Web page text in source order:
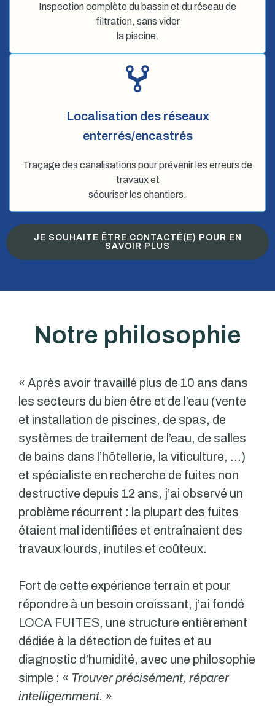
Inspection complète du bassin et du réseau de
filtration, sans vider
la piscine.
Localisation des réseaux
enterrés/encastrés
Traçage des canalisations pour prévenir les erreurs de
travaux et
sécuriser les chantiers.
JE SOUHAITE ÊTRE CONTACTÉ(E) POUR EN
SAVOIR PLUS
Notre philosophie
« Après avoir travaillé plus de 10 ans dans
les secteurs du bien être et de l’eau (vente
et installation de piscines, de spas, de
systèmes de traitement de l’eau, de salles
de bains dans l’hôtellerie, la viticulture, …)
et spécialiste en recherche de fuites non
destructive depuis 12 ans, j’ai observé un
problème récurrent : la plupart des fuites
étaient mal identifiées et entraînaient des
travaux lourds, inutiles et coûteux.
Fort de cette expérience terrain et pour
répondre à un besoin croissant, j’ai fondé
LOCA FUITES, une structure entièrement
dédiée à la détection de fuites et au
diagnostic d’humidité, avec une philosophie
simple : « Trouver précisément, réparer
intelligemment. »